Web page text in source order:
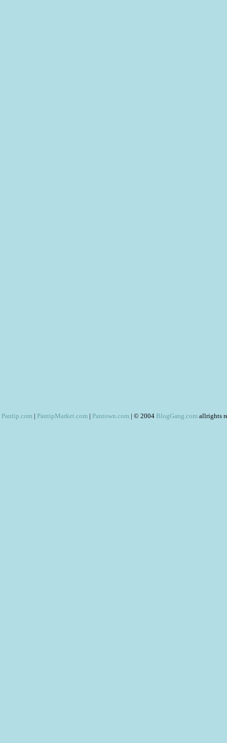
Pantip.com | PantipMarket.com | Pantown.com | © 2004 BlogGang.com allrights